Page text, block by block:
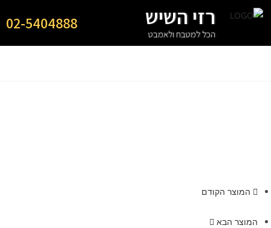
רזי השיש
הכל למטבח ולאמבט
02-5404888
המוצר הקודם
המוצר הבא